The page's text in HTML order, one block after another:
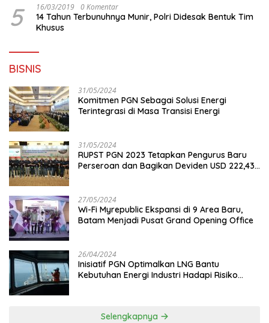
5 16/03/2019 0 Komentar
14 Tahun Terbunuhnya Munir, Polri Didesak Bentuk Tim
Khusus
BISNIS
31/05/2024
Komitmen PGN Sebagai Solusi Energi
Terintegrasi di Masa Transisi Energi
31/05/2024
RUPST PGN 2023 Tetapkan Pengurus Baru
Perseroan dan Bagikan Deviden USD 222,43
27/05/2024
Wi-Fi Myrepublic Ekspansi di 9 Area Baru,
Batam Menjadi Pusat Grand Opening Office
26/04/2024
Inisiatif PGN Optimalkan LNG Bantu
Kebutuhan Energi Industri Hadapi Risiko
Selengkapnya